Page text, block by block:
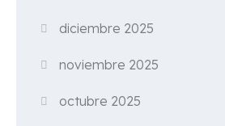
diciembre 2025
noviembre 2025
octubre 2025